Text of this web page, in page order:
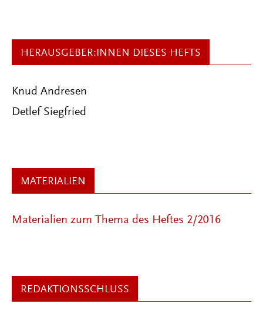
HERAUSGEBER:INNEN DIESES HEFTS
Knud Andresen
Detlef Siegfried
MATERIALIEN
Materialien zum Thema des Heftes 2/2016
REDAKTIONSSCHLUSS